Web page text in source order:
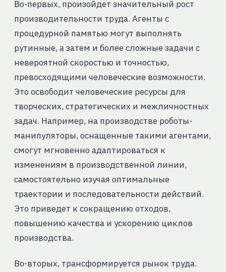
Во-первых, произойдет значительный рост
производительности труда. Агенты с
процедурной памятью могут выполнять
рутинные, а затем и более сложные задачи с
невероятной скоростью и точностью,
превосходящими человеческие возможности.
Это освободит человеческие ресурсы для
творческих, стратегических и межличностных
задач. Например, на производстве роботы-
манипуляторы, оснащенные такими агентами,
смогут мгновенно адаптироваться к
изменениям в производственной линии,
самостоятельно изучая оптимальные
траектории и последовательности действий.
Это приведет к сокращению отходов,
повышению качества и ускорению циклов
производства.
Во-вторых, трансформируется рынок труда.